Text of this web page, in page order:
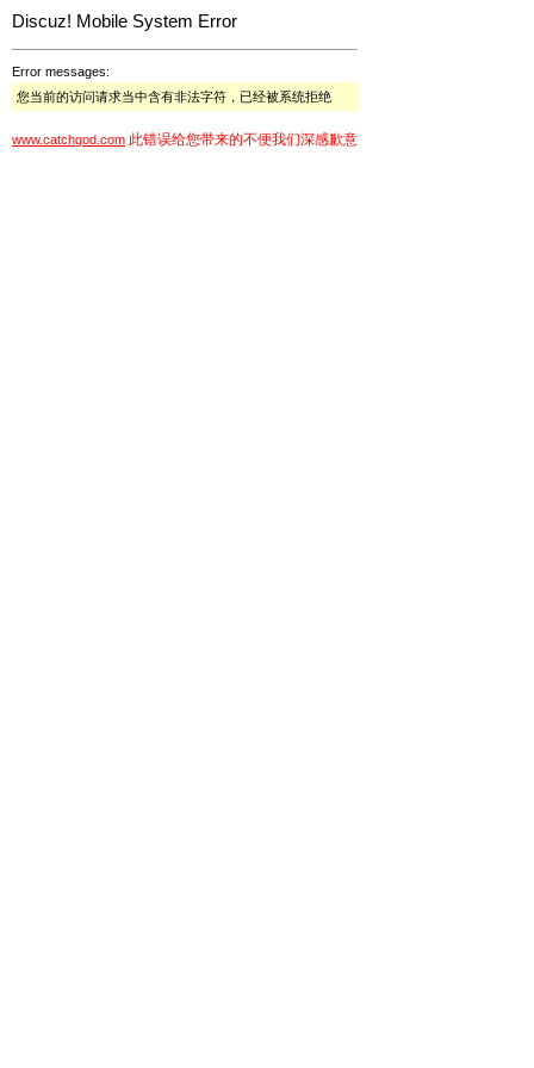
Discuz! Mobile System Error
Error messages:
您当前的访问请求当中含有非法字符，已经被系统拒绝
www.catchgod.com 此错误给您带来的不便我们深感歉意